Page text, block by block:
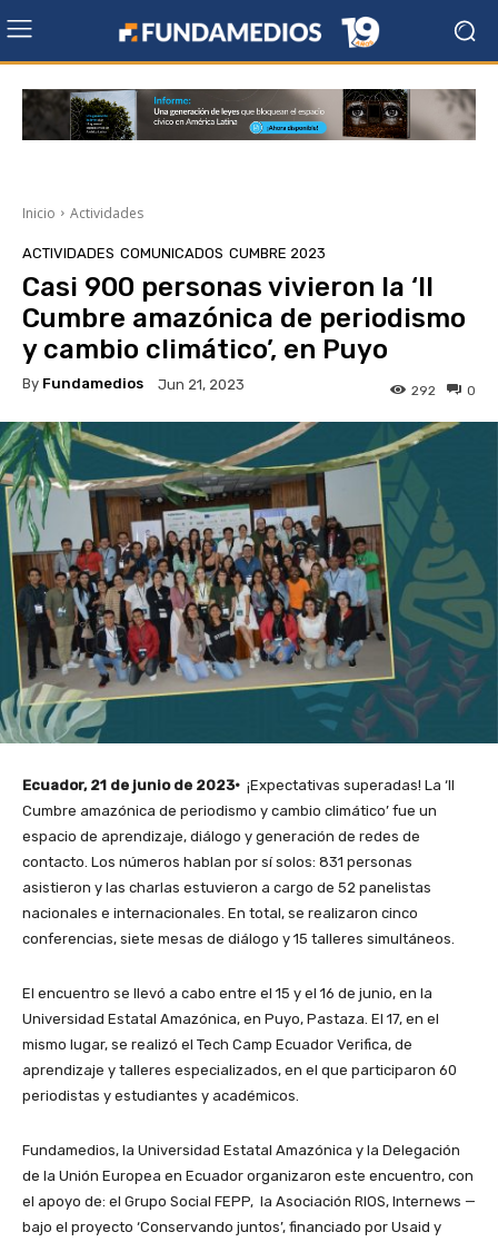
Inicio Actividades
ACTIVIDADES COMUNICADOS CUMBRE 2023
Casi 900 personas vivieron la ‘II
Cumbre amazónica de periodismo
y cambio climático’, en Puyo
By Fundamedios Jun 21, 2023 0
292
Ecuador, 21 de junio de 2023· ¡Expectativas superadas! La ‘II
Cumbre amazónica de periodismo y cambio climático’ fue un
espacio de aprendizaje, diálogo y generación de redes de
contacto. Los números hablan por sí solos: 831 personas
asistieron y las charlas estuvieron a cargo de 52 panelistas
nacionales e internacionales. En total, se realizaron cinco
conferencias, siete mesas de diálogo y 15 talleres simultáneos.
El encuentro se llevó a cabo entre el 15 y el 16 de junio, en la
Universidad Estatal Amazónica, en Puyo, Pastaza. El 17, en el
mismo lugar, se realizó el Tech Camp Ecuador Verifica, de
aprendizaje y talleres especializados, en el que participaron 60
periodistas y estudiantes y académicos.
Fundamedios, la Universidad Estatal Amazónica y la Delegación
de la Unión Europea en Ecuador organizaron este encuentro, con
el apoyo de: el Grupo Social FEPP, la Asociación RIOS, Internews —
bajo el proyecto ‘Conservando juntos’, financiado por Usaid y